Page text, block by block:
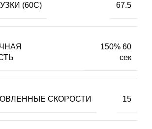
(60С) 67.5
150% 60
сек
СКОРОСТИ 15